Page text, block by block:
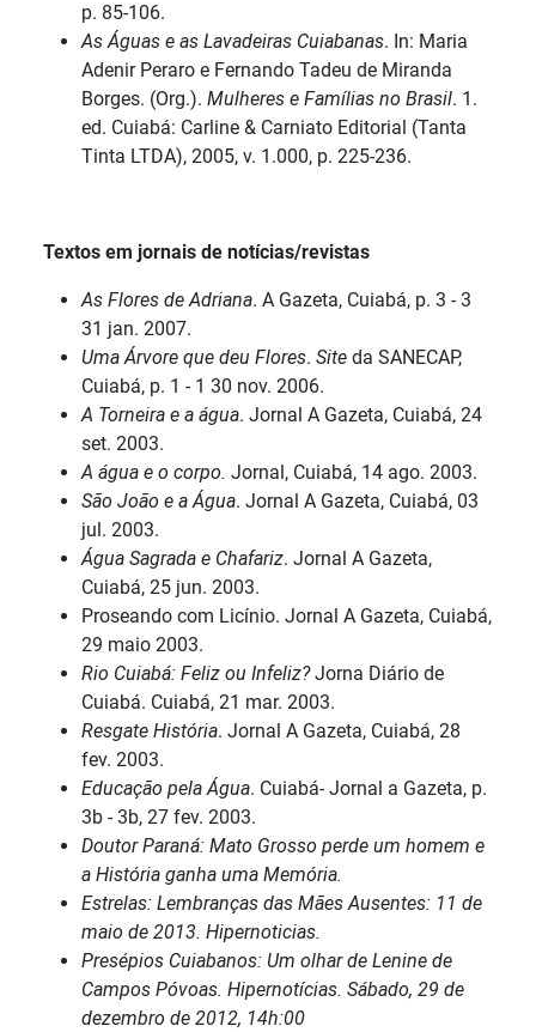
p. 85-106.
As Águas e as Lavadeiras Cuiabanas. In: Maria
Adenir Peraro e Fernando Tadeu de Miranda
Borges. (Org.). Mulheres e Famílias no Brasil. 1.
ed. Cuiabá: Carline & Carniato Editorial (Tanta
Tinta LTDA), 2005, v. 1.000, p. 225-236.
Textos em jornais de notícias/revistas
As Flores de Adriana. A Gazeta, Cuiabá, p. 3 - 3
31 jan. 2007.
Uma Árvore que deu Flores. Site da SANECAP,
Cuiabá, p. 1 - 1 30 nov. 2006.
A Torneira e a água. Jornal A Gazeta, Cuiabá, 24
set. 2003.
A água e o corpo. Jornal, Cuiabá, 14 ago. 2003.
São João e a Água. Jornal A Gazeta, Cuiabá, 03
jul. 2003.
Água Sagrada e Chafariz. Jornal A Gazeta,
Cuiabá, 25 jun. 2003.
Proseando com Licínio. Jornal A Gazeta, Cuiabá,
29 maio 2003.
Rio Cuiabá: Feliz ou Infeliz?Jorna Diário de
Cuiabá. Cuiabá, 21 mar. 2003.
Resgate História. Jornal A Gazeta, Cuiabá, 28
fev. 2003.
Educação pela Água. Cuiabá- Jornal a Gazeta, p.
3b - 3b, 27 fev. 2003.
Doutor Paraná: Mato Grosso perde um homem e
a História ganha uma Memória.
Estrelas: Lembranças das Mães Ausentes: 11 de
maio de 2013. Hipernoticias.
Presépios Cuiabanos: Um olhar de Lenine de
Campos Póvoas. Hipernotícias. Sábado, 29 de
dezembro de 2012, 14h:00